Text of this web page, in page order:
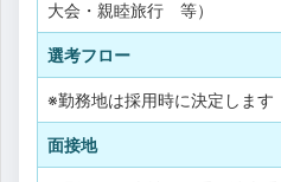
大会・親睦旅行 等）
選考フロー
※勤務地は採用時に決定します
面接地